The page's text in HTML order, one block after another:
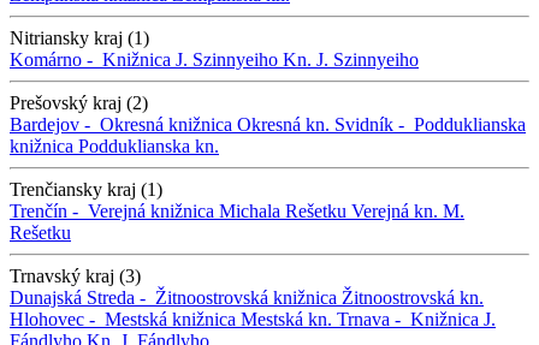
Nitriansky kraj (1)
Komárno - Knižnica J. Szinnyeiho Kn. J. Szinnyeiho
Prešovský kraj (2)
Bardejov - Okresná knižnica Okresná kn. Svidník - Podduklianska
knižnica Podduklianska kn.
Trenčiansky kraj (1)
Trenčín - Verejná knižnica Michala Rešetku Verejná kn. M.
Rešetku
Trnavský kraj (3)
Dunajská Streda - Žitnoostrovská knižnica Žitnoostrovská kn.
Hlohovec - Mestská knižnica Mestská kn. Trnava - Knižnica J.
Fándlyho Kn. J. Fándlyho